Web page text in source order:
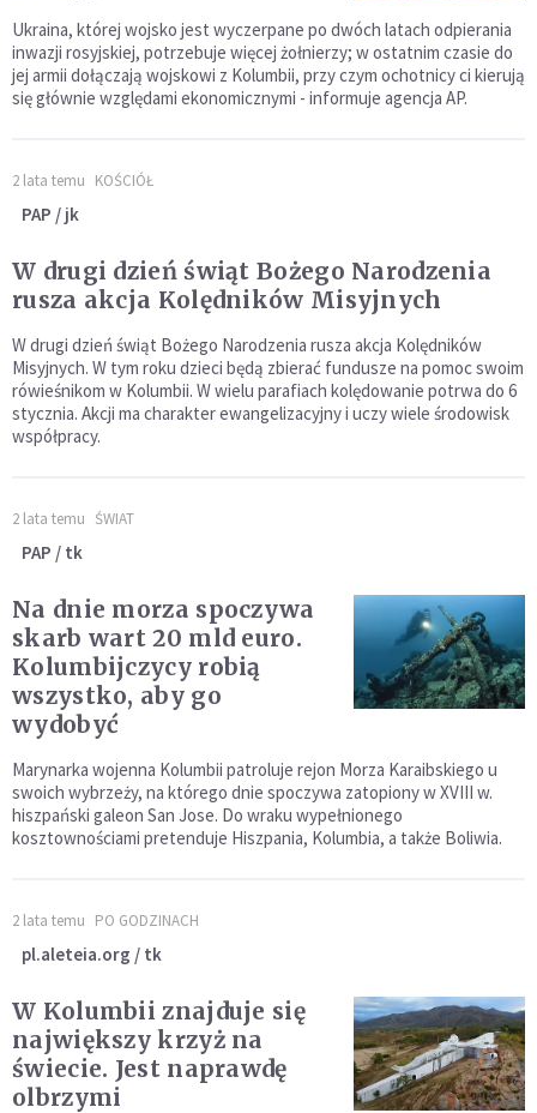
Ukraina, której wojsko jest wyczerpane po dwóch latach odpierania
inwazji rosyjskiej, potrzebuje więcej żołnierzy; w ostatnim czasie do
jej armii dołączają wojskowi z Kolumbii, przy czym ochotnicy ci kierują
się głównie względami ekonomicznymi - informuje agencja AP.
2 lata temu KOŚCIÓŁ
PAP / jk
W drugi dzień świąt Bożego Narodzenia
rusza akcja Kolędników Misyjnych
W drugi dzień świąt Bożego Narodzenia rusza akcja Kolędników
Misyjnych. W tym roku dzieci będą zbierać fundusze na pomoc swoim
rówieśnikom w Kolumbii. W wielu parafiach kolędowanie potrwa do 6
stycznia. Akcji ma charakter ewangelizacyjny i uczy wiele środowisk
współpracy.
2 lata temu ŚWIAT
PAP / tk
Na dnie morza spoczywa
skarb wart 20 mld euro.
Kolumbijczycy robią
wszystko, aby go
wydobyć
Marynarka wojenna Kolumbii patroluje rejon Morza Karaibskiego u
swoich wybrzeży, na którego dnie spoczywa zatopiony w XVIII w.
hiszpański galeon San Jose. Do wraku wypełnionego
kosztownościami pretenduje Hiszpania, Kolumbia, a także Boliwia.
2 lata temu PO GODZINACH
pl.aleteia.org / tk
W Kolumbii znajduje się
największy krzyż na
świecie. Jest naprawdę
olbrzymi